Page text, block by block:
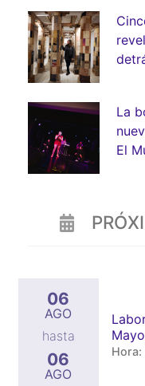
La
El
06
AGO
hasta
06
AGO
Hora: